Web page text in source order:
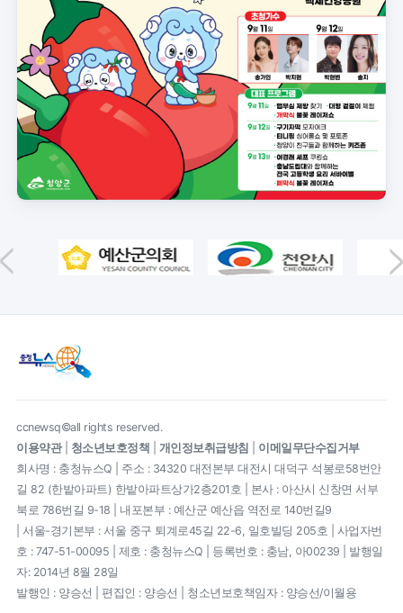
ccnewsq©all rights reserved.
이용약관| 청소년보호정책 개인정보취급방침
이메일무단수집거부
회사명 : 충청뉴스Q | 주소 : 34320 대전본부 대전시 대덕구 석봉로58번안
길 82 (한밭아파트) 한밭아파트상가2층201호 | 본사 : 아산시 신창면 서부
북로 786번길 9-18 | 내포본부 : 예산군 예산읍 역전로 140번길9
| 서울-경기본부 : 서울 중구 퇴계로45길 22-6, 일호빌딩 205호 | 사업자번
호 : 747-51-00095 | 제호 : 충청뉴스Q | 등록번호 : 충남, 아00239 | 발행일
자: 2014년 8월 28일
발행인 : 양승선 | 편집인 : 양승선 | 청소년보호책임자 : 양승선/이월용